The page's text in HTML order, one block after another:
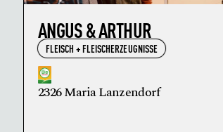
ANGUS & ARTHUR
FLEISCH + FLEISCHERZEUGNISSE
2326 Maria Lanzendorf